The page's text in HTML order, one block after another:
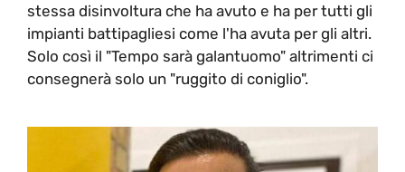
stessa disinvoltura che ha avuto e ha per tutti gli
impianti battipagliesi come l'ha avuta per gli altri.
Solo così il "Tempo sarà galantuomo" altrimenti ci
consegnerà solo un "ruggito di coniglio".